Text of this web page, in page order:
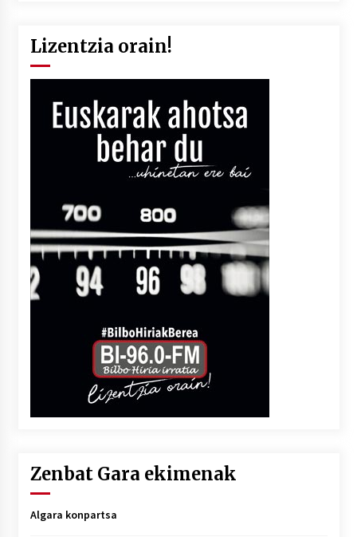
Lizentzia orain!
Zenbat Gara ekimenak
Algara konpartsa